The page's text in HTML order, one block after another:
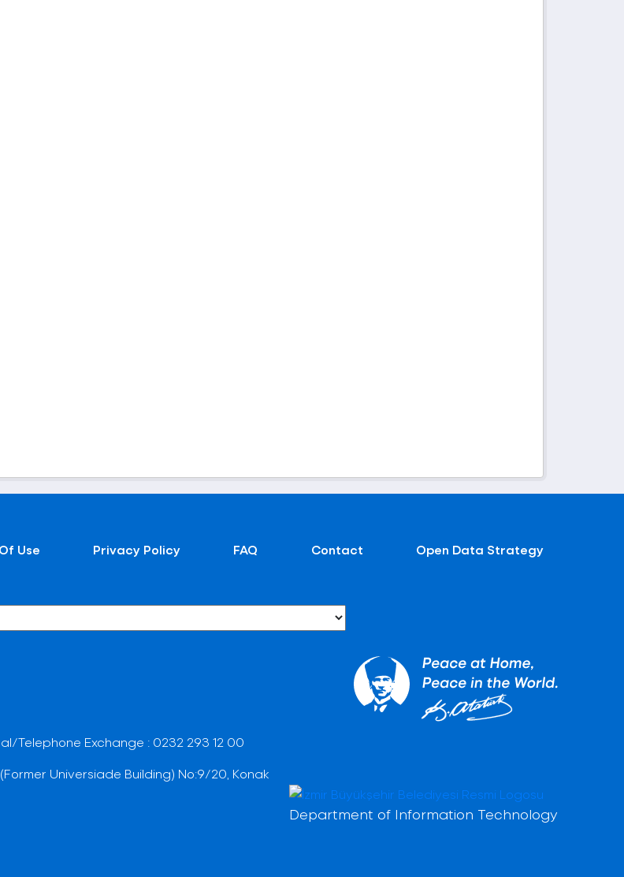
Use Privacy Policy FAQ Contact Open Data Strategy
Telephone Exchange : 0232 293 12 00
Universiade Building) No:9/20, Konak
Department of Information Technology